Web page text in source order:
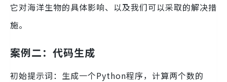
它对海洋生物的具体影响、以及我们可以采取的解决措
施。
案例二：代码生成
初始提示词：生成一个Python程序，计算两个数的